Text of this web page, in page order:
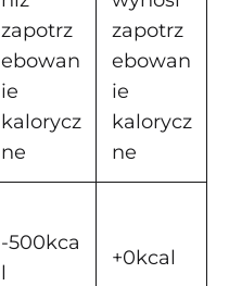
zapotrz
ebowan
ie
kalorycz
ne
zapotrz
ebowan
ie
kalorycz
ne
-500kca
l
+0kcal